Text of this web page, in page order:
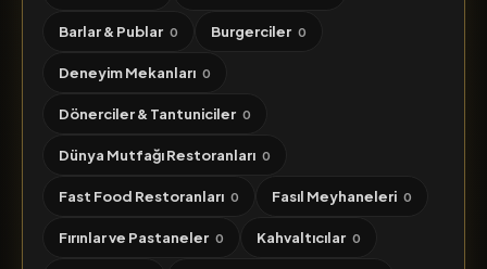
Barlar & Publar 0 Burgerciler 0
Deneyim Mekanları 0
Dönerciler & Tantuniciler 0
Dünya Mutfağı Restoranları 0
Fast Food Restoranları 0 Fasıl Meyhaneleri 0
Fırınlar ve Pastaneler 0 Kahvaltıcılar 0